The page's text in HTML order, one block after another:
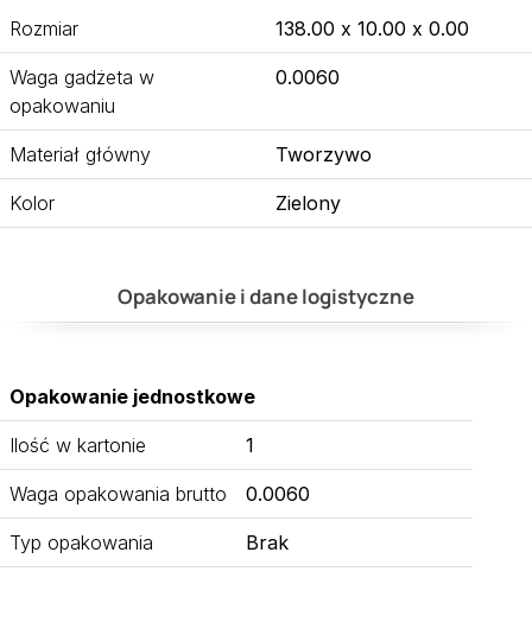
Rozmiar 138.00 x 10.00 x 0.00
Waga gadżeta w
opakowaniu
0.0060
Materiał główny Tworzywo
Kolor Zielony
Opakowanie i dane logistyczne
Opakowanie jednostkowe
Ilość w kartonie 1
Waga opakowania brutto 0.0060
Typ opakowania Brak